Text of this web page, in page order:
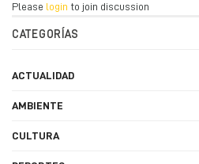
Please login to join discussion
CATEGORÍAS
ACTUALIDAD
AMBIENTE
CULTURA